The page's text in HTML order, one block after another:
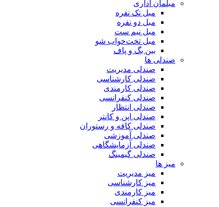
مبلمان اداری
مبل تک نفره
مبل دو نفره
مبل نیم ست
مبل تخت‌خواب شو
بین بگ و پاف
صندلی ها
صندلی مدیریت
صندلی کارشناسی
صندلی کارمندی
صندلی کنفرانسی
صندلی انتظار
صندلی اپن و کانتر
صندلی کافه و رستوران
صندلی آموزشی
صندلی آزمایشگاهی
صندلی گیمینگ
میز ها
میز مدیریت
میز کارشناسی
میز کارمندی
میز کنفرانسی